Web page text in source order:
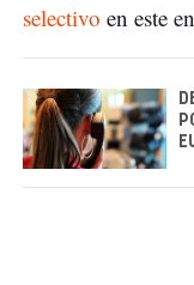
selectivo en este